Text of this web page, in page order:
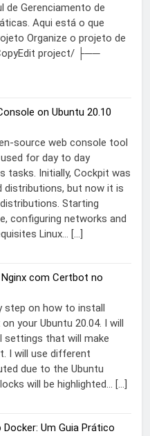
de Gerenciamento de
Aqui está o que
Organize o projeto de
project/ ├──
on Ubuntu 20.10
source web console tool
for day to day
tasks. Initially, Cockpit was
distributions, but now it is
Starting
configuring networks and
Linux... […]
com Certbot no
step on how to install
your Ubuntu 20.04. I will
settings that will make
I will use different
due to the Ubuntu
will be highlighted... […]
Um Guia Prático